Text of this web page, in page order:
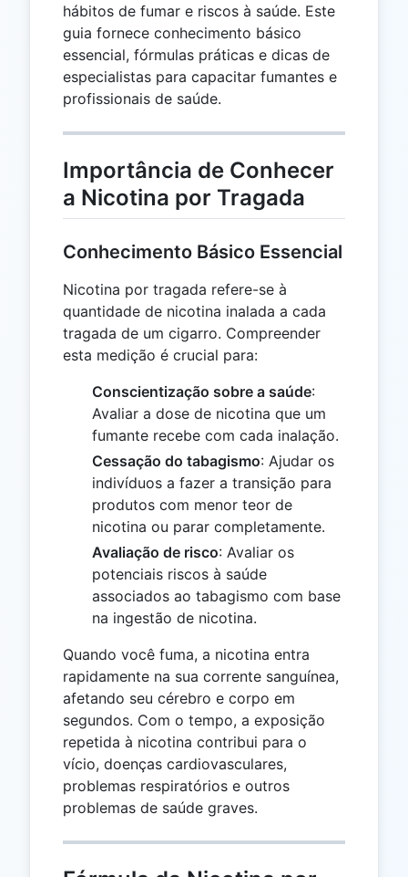
hábitos de fumar e riscos à saúde. Este
guia fornece conhecimento básico
essencial, fórmulas práticas e dicas de
especialistas para capacitar fumantes e
profissionais de saúde.
Importância de Conhecer
a Nicotina por Tragada
Conhecimento Básico Essencial
Nicotina por tragada refere-se à
quantidade de nicotina inalada a cada
tragada de um cigarro. Compreender
esta medição é crucial para:
Conscientização sobre a saúde:
Avaliar a dose de nicotina que um
fumante recebe com cada inalação.
Cessação do tabagismo: Ajudar os
indivíduos a fazer a transição para
produtos com menor teor de
nicotina ou parar completamente.
Avaliação de risco: Avaliar os
potenciais riscos à saúde
associados ao tabagismo com base
na ingestão de nicotina.
Quando você fuma, a nicotina entra
rapidamente na sua corrente sanguínea,
afetando seu cérebro e corpo em
segundos. Com o tempo, a exposição
repetida à nicotina contribui para o
vício, doenças cardiovasculares,
problemas respiratórios e outros
problemas de saúde graves.